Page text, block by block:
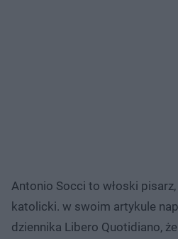
Antonio Socci to włoski
katolicki. w swoim artykule
dziennika Libero Quotidiano,